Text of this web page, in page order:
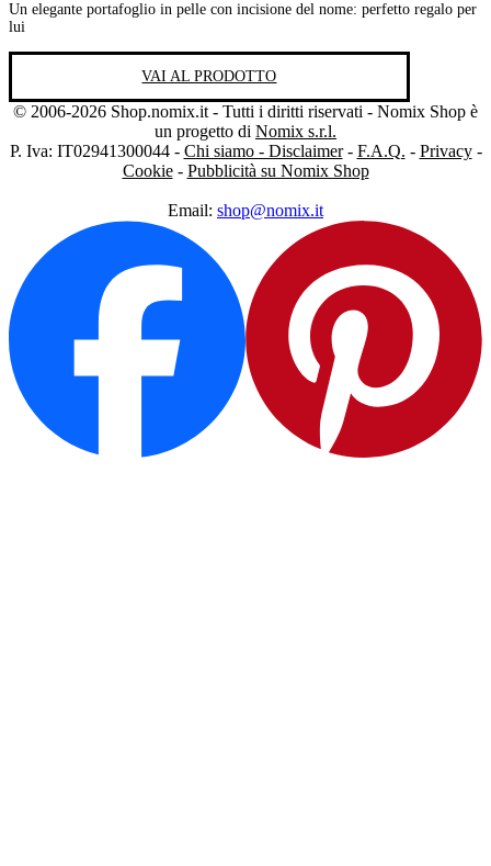
Un elegante portafoglio in pelle con incisione del nome: perfetto regalo per
lui
VAI AL PRODOTTO
© 2006-2026 Shop.nomix.it - Tutti i diritti riservati - Nomix Shop è
un progetto di Nomix s.r.l.
P. Iva: IT02941300044 - Chi siamo - Disclaimer- F.A.Q. - Privacy-
Cookie- Pubblicità su Nomix Shop
Email: shop@nomix.it